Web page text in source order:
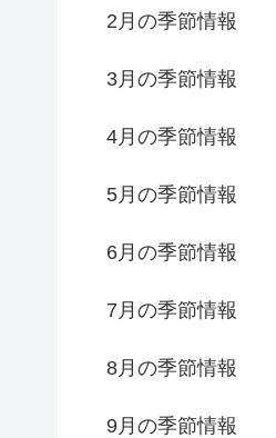
2月の季節情報
3月の季節情報
4月の季節情報
5月の季節情報
6月の季節情報
7月の季節情報
8月の季節情報
9月の季節情報